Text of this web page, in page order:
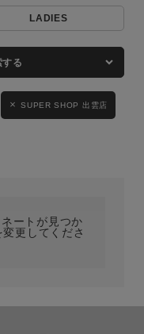
KIDS
LADIES
る
SUPER SHOP 出雲店
ートが見つか
更してくださ